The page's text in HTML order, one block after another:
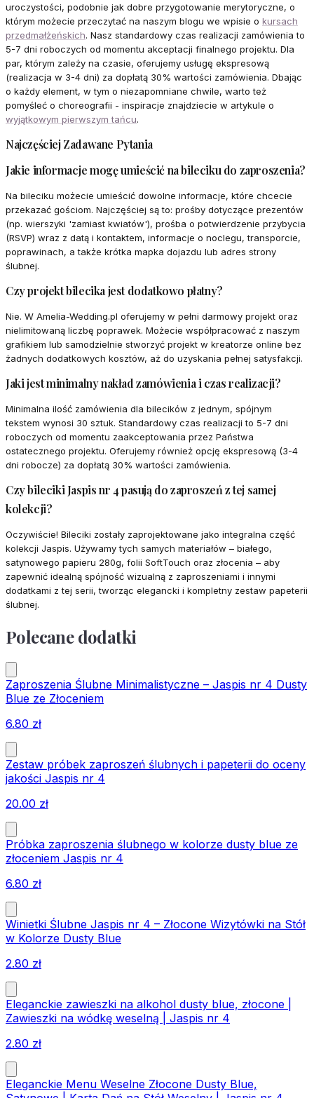
uroczystości, podobnie jak dobre przygotowanie merytoryczne, o
którym możecie przeczytać na naszym blogu we wpisie o kursach
przedmałżeńskich. Nasz standardowy czas realizacji zamówienia to
5-7 dni roboczych od momentu akceptacji finalnego projektu. Dla
par, którym zależy na czasie, oferujemy usługę ekspresową
(realizacja w 3-4 dni) za dopłatą 30% wartości zamówienia. Dbając
o każdy element, w tym o niezapomniane chwile, warto też
pomyśleć o choreografii - inspiracje znajdziecie w artykule o
wyjątkowym pierwszym tańcu.
Najczęściej Zadawane Pytania
Jakie informacje mogę umieścić na bileciku do zaproszenia?
Na bileciku możecie umieścić dowolne informacje, które chcecie
przekazać gościom. Najczęściej są to: prośby dotyczące prezentów
(np. wierszyki 'zamiast kwiatów'), prośba o potwierdzenie przybycia
(RSVP) wraz z datą i kontaktem, informacje o noclegu, transporcie,
poprawinach, a także krótka mapka dojazdu lub adres strony
ślubnej.
Czy projekt bilecika jest dodatkowo płatny?
Nie. W Amelia-Wedding.pl oferujemy w pełni darmowy projekt oraz
nielimitowaną liczbę poprawek. Możecie współpracować z naszym
grafikiem lub samodzielnie stworzyć projekt w kreatorze online bez
żadnych dodatkowych kosztów, aż do uzyskania pełnej satysfakcji.
Jaki jest minimalny nakład zamówienia i czas realizacji?
Minimalna ilość zamówienia dla bilecików z jednym, spójnym
tekstem wynosi 30 sztuk. Standardowy czas realizacji to 5-7 dni
roboczych od momentu zaakceptowania przez Państwa
ostatecznego projektu. Oferujemy również opcję ekspresową (3-4
dni robocze) za dopłatą 30% wartości zamówienia.
Czy bileciki Jaspis nr 4 pasują do zaproszeń z tej samej
kolekcji?
Oczywiście! Bileciki zostały zaprojektowane jako integralna część
kolekcji Jaspis. Używamy tych samych materiałów – białego,
satynowego papieru 280g, folii SoftTouch oraz złocenia – aby
zapewnić idealną spójność wizualną z zaproszeniami i innymi
dodatkami z tej serii, tworząc elegancki i kompletny zestaw papeterii
ślubnej.
Polecane dodatki
Zaproszenia Ślubne Minimalistyczne – Jaspis nr 4 Dusty
Blue ze Złoceniem
6.80 zł
Zestaw próbek zaproszeń ślubnych i papeterii do oceny
jakości Jaspis nr 4
20.00 zł
Próbka zaproszenia ślubnego w kolorze dusty blue ze
złoceniem Jaspis nr 4
6.80 zł
Winietki Ślubne Jaspis nr 4 – Złocone Wizytówki na Stół
w Kolorze Dusty Blue
2.80 zł
Eleganckie zawieszki na alkohol dusty blue, złocone |
Zawieszki na wódkę weselną | Jaspis nr 4
2.80 zł
Eleganckie Menu Weselne Złocone Dusty Blue,